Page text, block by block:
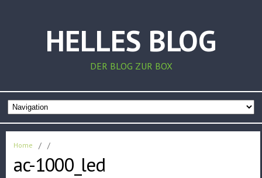
HELLES BLOG
DER BLOG ZUR BOX
Home / /
ac-1000_led